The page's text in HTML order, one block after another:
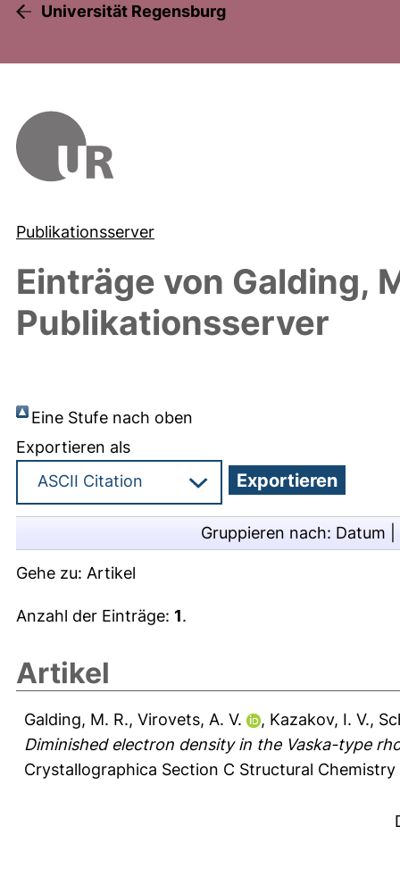
Universität Regensburg
Publikationsserver
Einträge von Galding,
Publikationsserver
Eine Stufe nach oben
Exportieren als
Gruppieren nach: Datum
Gehe zu: Artikel
Anzahl der Einträge: 1.
Artikel
Galding, M. R., Virovets, A. V. , Kazakov, I. V.,
Diminished electron density in the Vaska-type
Crystallographica Section C Structural